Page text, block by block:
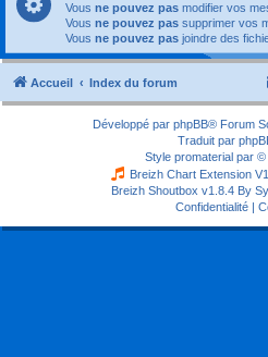
Vous ne pouvez pas modifier vos
Vous ne pouvez pas supprimer vos
Vous ne pouvez pas joindre des
Accueil Index du forum
Développé par phpBB® Forum
Traduit par
Style promaterial par ©
Breizh Chart Extension
Breizh Shoutbox v1.8.4 By
Confidentialité|